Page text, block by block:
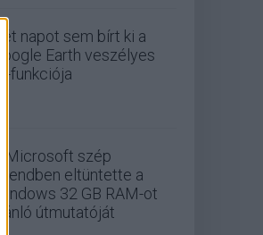
Két napot sem bírt ki a
Google Earth veszélyes
AI-funkciója
A Microsoft szép
csendben eltüntette a
Windows 32 GB RAM-ot
ajánló útmutatóját